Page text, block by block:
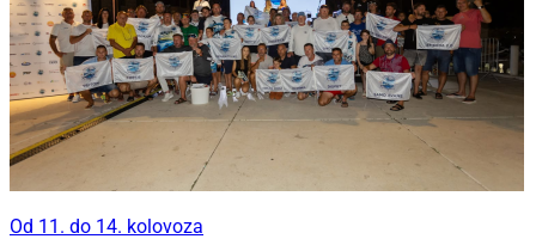
Od 11. do 14. kolovoza